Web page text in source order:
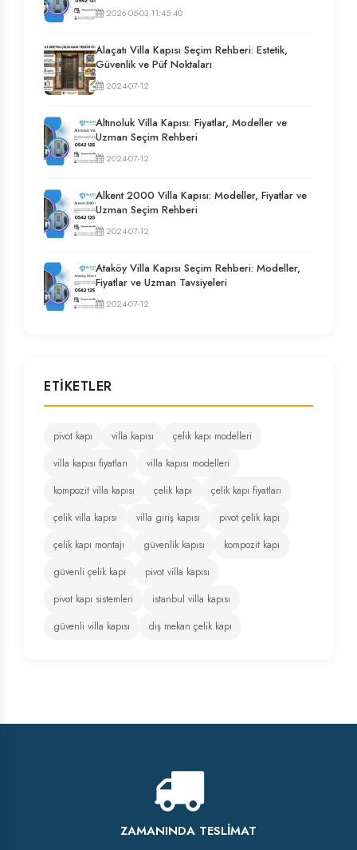
2026-05-03 11:45:40
Alaçatı Villa Kapısı Seçim Rehberi: Estetik,
Güvenlik ve Püf Noktaları
2024-07-12
Altınoluk Villa Kapısı: Fiyatlar, Modeller ve
Uzman Seçim Rehberi
2024-07-12
Alkent 2000 Villa Kapısı: Modeller, Fiyatlar ve
Uzman Seçim Rehberi
2024-07-12
Ataköy Villa Kapısı Seçim Rehberi: Modeller,
Fiyatlar ve Uzman Tavsiyeleri
2024-07-12
ETIKETLER
pivot kapı villa kapısı
çelik kapı modelleri
villa kapısı fiyatları
villa kapısı modelleri
kompozit villa kapısı
çelik kapı
çelik kapı fiyatları
çelik villa kapısı
villa giriş kapısı
pivot çelik kapı
çelik kapı montajı
güvenlik kapısı
kompozit kapı
güvenli çelik kapı
pivot villa kapısı
pivot kapı sistemleri
istanbul villa kapısı
güvenli villa kapısı
dış mekan çelik kapı
ZAMANINDA TESLIMAT